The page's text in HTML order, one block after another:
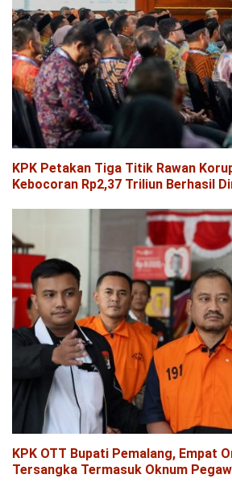
KPK Petakan Tiga Titik Rawan
Kebocoran Rp2,37 Triliun Berhasil
KPK OTT Bupati Pemalang, Empat
Tersangka Termasuk Oknum